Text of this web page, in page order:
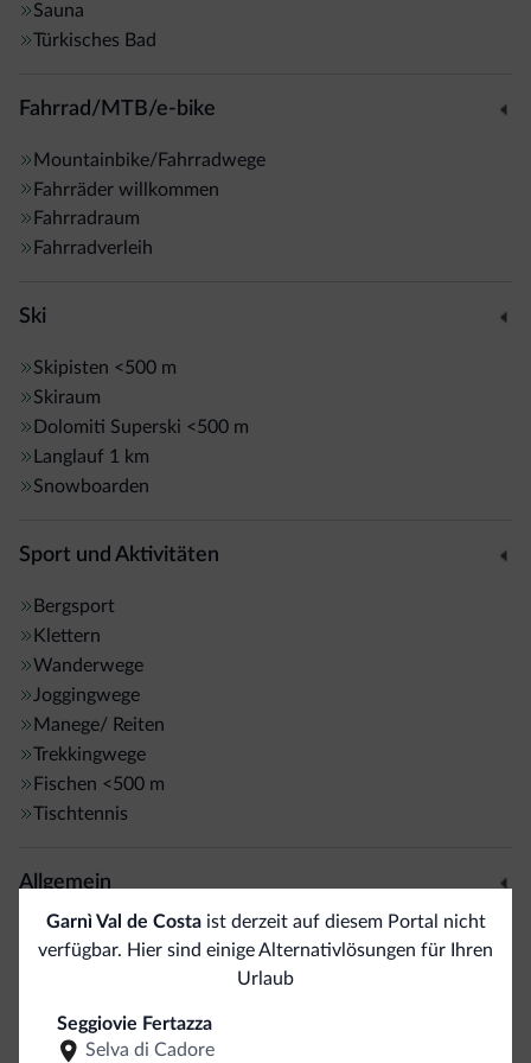
Sauna
Türkisches Bad
Fahrrad/MTB/e-bike
Mountainbike/Fahrradwege
Fahrräder willkommen
Fahrradraum
Fahrradverleih
Ski
Skipisten <500 m
Skiraum
Dolomiti Superski <500 m
Langlauf 1 km
Snowboarden
Sport und Aktivitäten
Bergsport
Klettern
Wanderwege
Joggingwege
Manege/ Reiten
Trekkingwege
Fischen <500 m
Tischtennis
Allgemein
Bankomat/ATM <500 m
Aufzüge
Mehrsprachiges Team
Italienisch
Garnì Val de Costaist derzeit auf diesem Portal nicht
verfügbar. Hier sind einige Alternativlösungen für Ihren
Urlaub
Seggiovie Fertazza
Selva di Cadore